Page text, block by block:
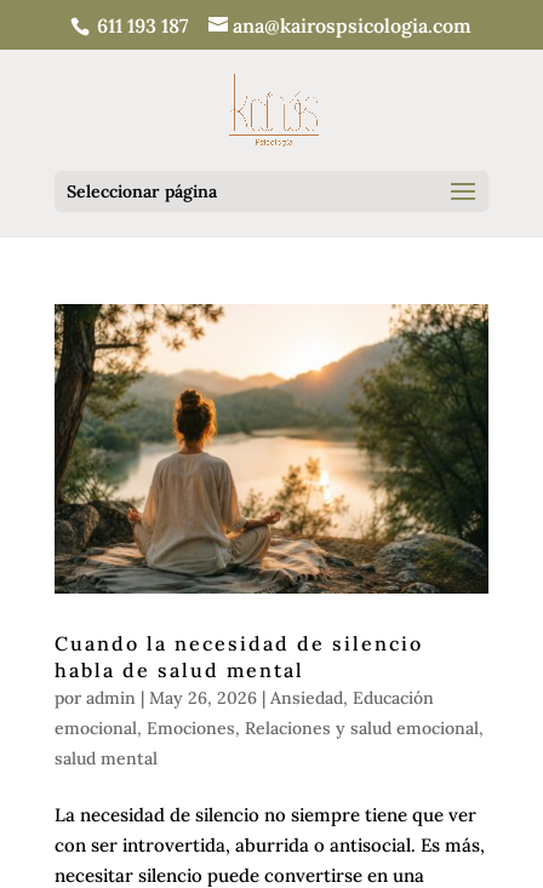
611 193 187 ana@kairospsicologia.com
Seleccionar página
Cuando la necesidad de silencio
habla de salud mental
por admin| May 26, 2026| Ansiedad, Educación
emocional, Emociones, Relaciones y salud emocional,
salud mental
La necesidad de silencio no siempre tiene que ver
con ser introvertida, aburrida o antisocial. Es más,
necesitar silencio puede convertirse en una